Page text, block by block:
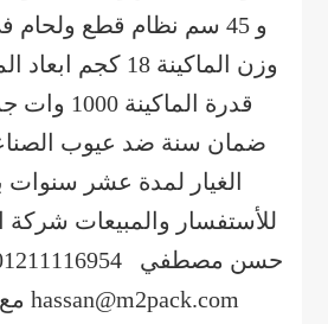
و 45 سم نظام قطع
قدرة
ضمان سنة ضد عيوب
الغيار لمدة عشر سنوات
للأستفسار والمبيعات
hassan@m2pack.com مع تحياتنا و …